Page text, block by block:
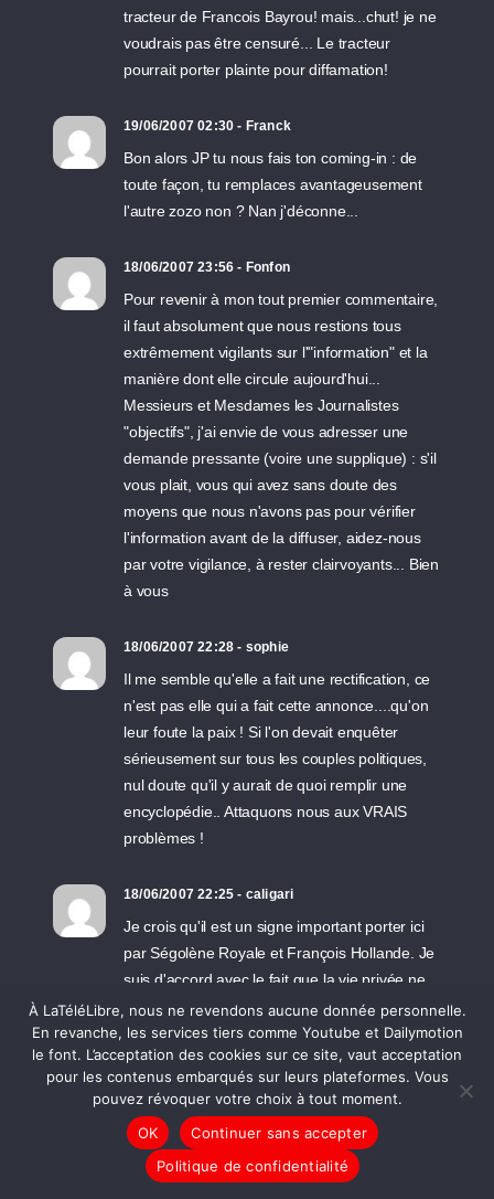
tracteur de Francois Bayrou! mais...chut! je ne
voudrais pas être censuré... Le tracteur
pourrait porter plainte pour diffamation!
19/06/2007 02:30 - Franck
Bon alors JP tu nous fais ton coming-in : de
toute façon, tu remplaces avantageusement
l'autre zozo non ? Nan j'déconne...
18/06/2007 23:56 - Fonfon
Pour revenir à mon tout premier commentaire,
il faut absolument que nous restions tous
extrêmement vigilants sur l'"information" et la
manière dont elle circule aujourd'hui...
Messieurs et Mesdames les Journalistes
"objectifs", j'ai envie de vous adresser une
demande pressante (voire une supplique) : s'il
vous plait, vous qui avez sans doute des
moyens que nous n'avons pas pour vérifier
l'information avant de la diffuser, aidez-nous
par votre vigilance, à rester clairvoyants... Bien
à vous
18/06/2007 22:28 - sophie
Il me semble qu'elle a fait une rectification, ce
n'est pas elle qui a fait cette annonce....qu'on
leur foute la paix ! Si l'on devait enquêter
sérieusement sur tous les couples politiques,
nul doute qu'il y aurait de quoi remplir une
encyclopédie.. Attaquons nous aux VRAIS
problèmes !
18/06/2007 22:25 - caligari
Je crois qu'il est un signe important porter ici
par Ségolène Royale et François Hollande. Je
suis d'accord avec le fait que la vie privée ne
regarde personne mais quand il s'agit de
personne politique le comparaison avec la
société en est édifiante. Ils vivent en effet ce
que beaucoup vive caché. Je crois qu'il est
sain pour le parti qui se dit socialiste de
montrer sa face humaine et je prefere savoir
un couple politique séparé dans la franchise
À LaTéléLibre, nous ne revendons aucune donnée personnelle.
En revanche, les services tiers comme Youtube et Dailymotion
le font. L’acceptation des cookies sur ce site, vaut acceptation
pour les contenus embarqués sur leurs plateformes. Vous
pouvez révoquer votre choix à tout moment.
OK
Continuer sans accepter
Politique de confidentialité